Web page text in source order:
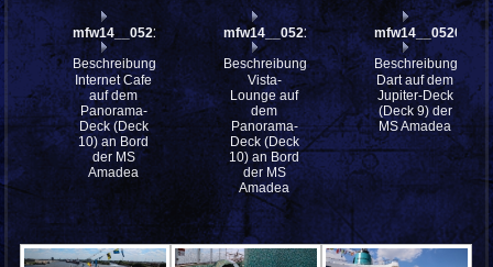
mfw14__052112
Beschreibung:
Internet Cafe
auf dem
Panorama-
Deck (Deck
10) an Bord
der MS
Amadea
mfw14__052111
Beschreibung:
Vista-
Lounge auf
dem
Panorama-
Deck (Deck
10) an Bord
der MS
Amadea
mfw14__052034
Beschreibung:
Dart auf dem
Jupiter-Deck
(Deck 9) der
MS Amadea